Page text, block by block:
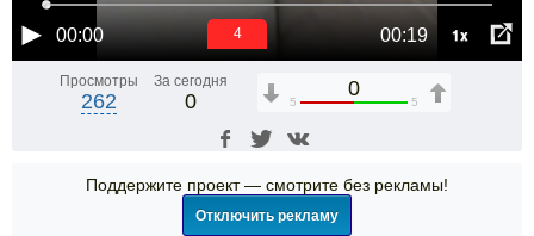
00:00 00:19 1x
4
Просмотры
262
За сегодня
0
0
5 5
Поддержите проект — смотрите без рекламы!
Отключить рекламу